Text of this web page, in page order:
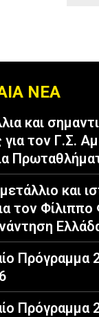
ΝΕΑ
και
για τον Γ.Σ.
και
τον Φίλιππο
Πρόγραμμα
Πρόγραμμα